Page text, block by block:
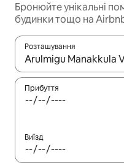
Бронюйте унікальні
будинки тощо на
Розташування
Отримавши результати
Прибуття
Виїзд